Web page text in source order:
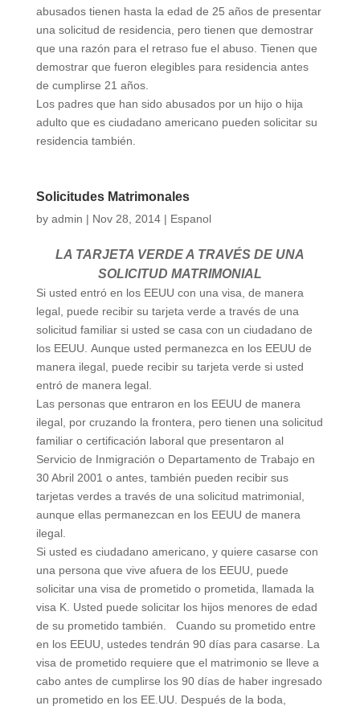
abusados tienen hasta la edad de 25 años de presentar
una solicitud de residencia, pero tienen que demostrar
que una razón para el retraso fue el abuso. Tienen que
demostrar que fueron elegibles para residencia antes
de cumplirse 21 años.
Los padres que han sido abusados por un hijo o hija
adulto que es ciudadano americano pueden solicitar su
residencia también.
Solicitudes Matrimonales
by admin | Nov 28, 2014| Espanol
LA TARJETA VERDE A TRAVÉS DE UNA
SOLICITUD MATRIMONIAL
Si usted entró en los EEUU con una visa, de manera
legal, puede recibir su tarjeta verde a través de una
solicitud familiar si usted se casa con un ciudadano de
los EEUU. Aunque usted permanezca en los EEUU de
manera ilegal, puede recibir su tarjeta verde si usted
entró de manera legal.
Las personas que entraron en los EEUU de manera
ilegal, por cruzando la frontera, pero tienen una solicitud
familiar o certificación laboral que presentaron al
Servicio de Inmigración o Departamento de Trabajo en
30 Abril 2001 o antes, también pueden recibir sus
tarjetas verdes a través de una solicitud matrimonial,
aunque ellas permanezcan en los EEUU de manera
ilegal.
Si usted es ciudadano americano, y quiere casarse con
una persona que vive afuera de los EEUU, puede
solicitar una visa de prometido o prometida, llamada la
visa K. Usted puede solicitar los hijos menores de edad
de su prometido también. Cuando su prometido entre
en los EEUU, ustedes tendrán 90 días para casarse. La
visa de prometido requiere que el matrimonio se lleve a
cabo antes de cumplirse los 90 días de haber ingresado
un prometido en los EE.UU. Después de la boda,